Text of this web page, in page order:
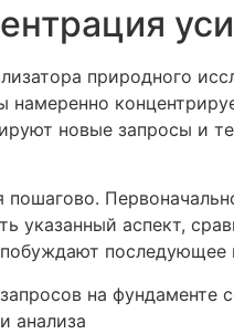
природного
новые запросы и
пошагово.
указанный аспект,
последующее
на фундаменте
анализа